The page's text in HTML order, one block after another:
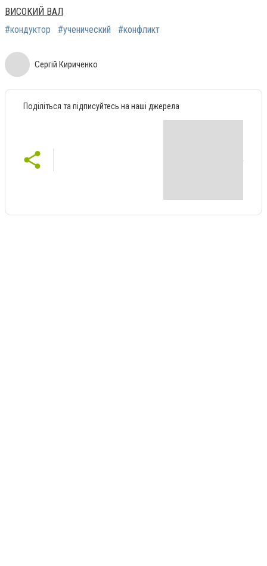
ВИСОКИЙ ВАЛ
#кондуктор
#ученический #конфликт
Сергій Кириченко
Поділіться та підписуйтесь на наші джерела